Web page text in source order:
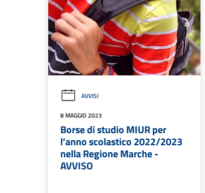
AVVISI
8 MAGGIO 2023
Borse di studio MIUR per
l’anno scolastico 2022/2023
nella Regione Marche -
AVVISO